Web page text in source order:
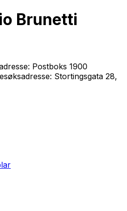
Brunetti
Postboks 1900
Stortingsgata 28,